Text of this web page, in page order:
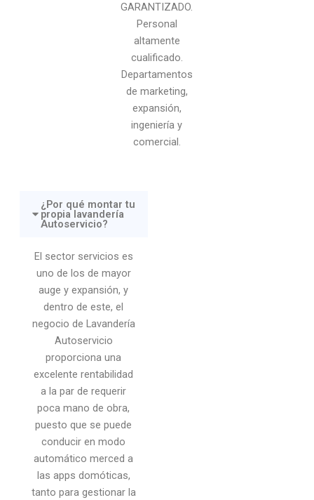
GARANTIZADO.
Personal
altamente
cualificado.
Departamentos
de marketing,
expansión,
ingeniería y
comercial.
¿Por qué montar tu
propia lavandería
Autoservicio?
El sector servicios es
uno de los de mayor
auge y expansión, y
dentro de este, el
negocio de Lavandería
Autoservicio
proporciona una
excelente rentabilidad
a la par de requerir
poca mano de obra,
puesto que se puede
conducir en modo
automático merced a
las apps domóticas,
tanto para gestionar la